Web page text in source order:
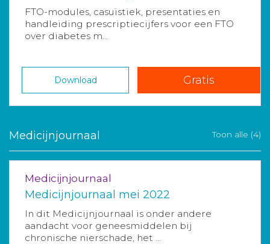
FTO-modules, casuïstiek, presentaties en
handleiding prescriptiecijfers voor een FTO
over diabetes m...
Download Gratis
Medicijnjournaal Toon alle (4)
Medicijnjournaal
Medicijnjournaal mei 2022
In dit Medicijnjournaal is onder andere
aandacht voor geneesmiddelen bij
chronische nierschade, het ...